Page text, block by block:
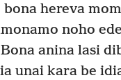
hereva
noho
Bona anina lasi
unai kara be